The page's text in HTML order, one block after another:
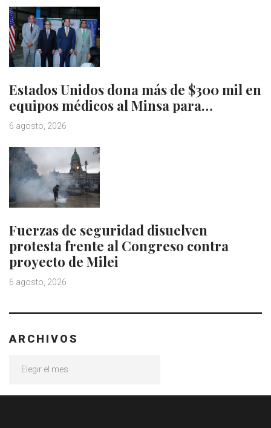
Estados Unidos dona más de $300 mil en
equipos médicos al Minsa para…
6 agosto, 2026
Fuerzas de seguridad disuelven
protesta frente al Congreso contra
proyecto de Milei
6 agosto, 2026
ARCHIVOS